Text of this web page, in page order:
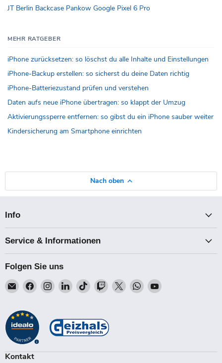
JT Berlin Backcase Pankow Google Pixel 6 Pro
MEHR RATGEBER
iPhone zurücksetzen: so löschst du alle Inhalte und Einstellungen
iPhone-Backup erstellen: so sicherst du deine Daten richtig
iPhone-Batteriezustand prüfen und verstehen
Daten aufs neue iPhone übertragen: so klappt der Umzug
Aktivierungssperre entfernen: so gibst du ein iPhone sauber weiter
Kindersicherung am Smartphone einrichten
Nach oben
Info
Service & Informationen
Folgen Sie uns
Email
Talk-
Finden
Sie
auf
Facebook
Finden
Sie
auf
Instagram
Finden
Sie
auf
LinkedIn
Finden
Sie
auf
TikTok
Finden
Sie
Twitch
Finden
Sie
Finden
Sie
Finden
Kontakt